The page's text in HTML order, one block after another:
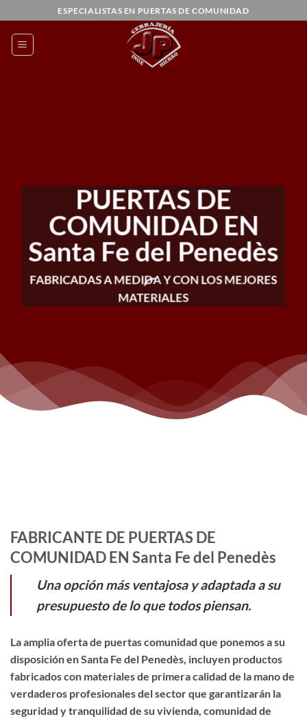
al
contenido
ESPECIALISTAS EN PUERTAS DE COMUNIDAD
PUERTAS DE
COMUNIDAD EN
Santa Fe del Penedès
FABRICADAS A MEDIDA Y CON LOS MEJORES
MATERIALES
FABRICANTE DE PUERTAS DE
COMUNIDAD EN Santa Fe del Penedès
Una opción más ventajosa y adaptada a su
presupuesto de lo que todos piensan.
La amplia oferta de puertas comunidad que ponemos a su
disposición en Santa Fe del Penedès, incluyen productos
fabricados con materiales de primera calidad de la mano de
verdaderos profesionales del sector que garantizarán la
seguridad y tranquilidad de su vivienda, comunidad de